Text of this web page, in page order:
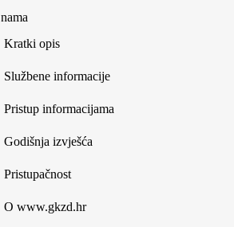
Kratki opis
Službene informacije
Pristup informacijama
Godišnja izvješća
Pristupačnost
O www.gkzd.hr